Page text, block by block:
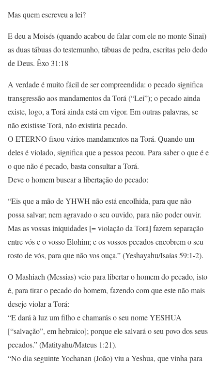
Mas quem escreveu a lei?
E deu a Moisés (quando acabou de falar com ele no monte Sinai)
as duas tábuas do testemunho, tábuas de pedra, escritas pelo dedo
de Deus. Êxo 31:18
A verdade é muito fácil de ser compreendida: o pecado significa
transgressão aos mandamentos da Torá (“Lei”); o pecado ainda
existe, logo, a Torá ainda está em vigor. Em outras palavras, se
não existisse Torá, não existiria pecado.
O ETERNO fixou vários mandamentos na Torá. Quando um
deles é violado, significa que a pessoa pecou. Para saber o que é e
o que não é pecado, basta consultar a Torá.
Deve o homem buscar a libertação do pecado:
“Eis que a mão de YHWH não está encolhida, para que não
possa salvar; nem agravado o seu ouvido, para não poder ouvir.
Mas as vossas iniquidades [= violação da Torá] fazem separação
entre vós e o vosso Elohim; e os vossos pecados encobrem o seu
rosto de vós, para que não vos ouça.” (Yeshayahu/Isaías 59:1-2).
O Mashiach (Messias) veio para libertar o homem do pecado, isto
é, para tirar o pecado do homem, fazendo com que este não mais
deseje violar a Torá:
“E dará à luz um filho e chamarás o seu nome YESHUA
[“salvação”, em hebraico]; porque ele salvará o seu povo dos seus
pecados.” (Matityahu/Mateus 1:21).
“No dia seguinte Yochanan (João) viu a Yeshua, que vinha para